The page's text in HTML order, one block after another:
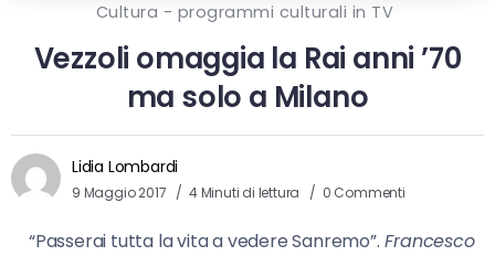
Cultura - programmi culturali in TV
Vezzoli omaggia la Rai anni ’70
ma solo a Milano
Lidia Lombardi
9 Maggio 2017 4 Minuti di lettura 0 Commenti
“Passerai tutta la vita a vedere Sanremo”. Francesco